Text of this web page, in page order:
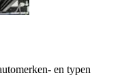
en typen